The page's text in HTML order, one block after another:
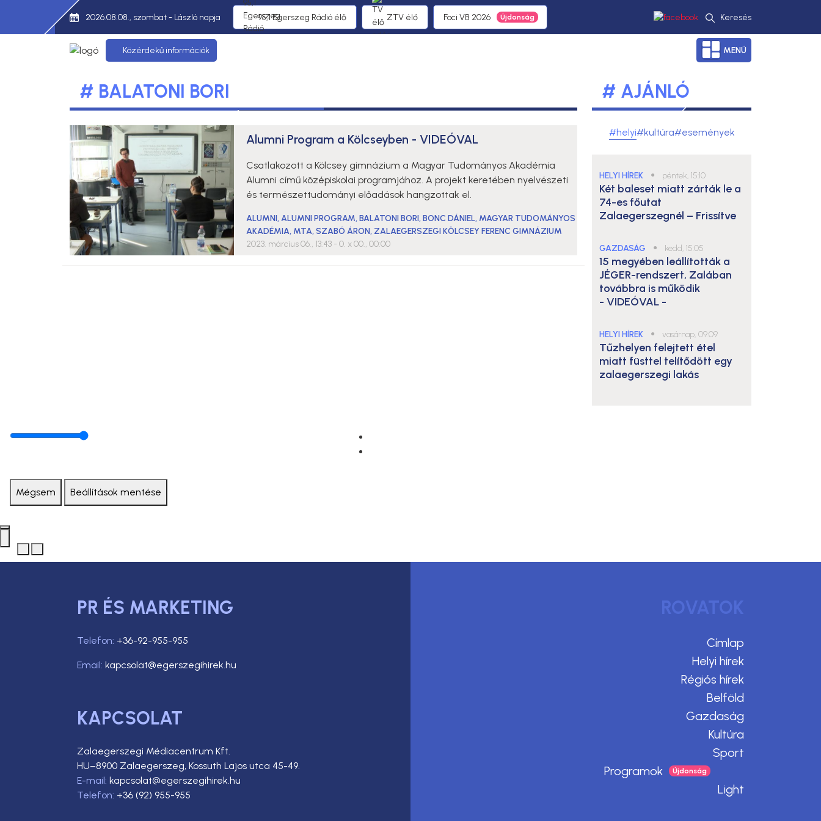
2026.08.08., szombat - László napja 95,1 Egerszeg Rádió élő ZTV élő Foci VB 2026 Keresés
Közérdekű információk MENÜ
# BALATONI BORI
Alumni Program a Kölcseyben - VIDEÓVAL
Csatlakozott a Kölcsey gimnázium a Magyar Tudományos Akadémia
Alumni című középiskolai programjához. A projekt keretében nyelvészeti
és természettudományi előadások hangzottak el.
ALUMNI,ALUMNI PROGRAM,BALATONI BORI,BONC DÁNIEL, MAGYAR TUDOMÁNYOS
AKADÉMIA, MTA,SZABÓ ÁRON, ZALAEGERSZEGI KÖLCSEY FERENC GIMNÁZIUM
2023. március 06., 13:43 - 0. x 00., 00:00
# AJÁNLÓ
#helyi#kultúra#események
HELYI HÍREK ● péntek, 15:10
Két baleset miatt zárták le a
74-es főutat
Zalaegerszegnél – Frissítve
GAZDASÁG ● kedd, 15:05
15 megyében leállították a
JÉGER-rendszert, Zalában
továbbra is működik
- VIDEÓVAL -
HELYI HÍREK ● vasárnap, 09:09
Tűzhelyen felejtett étel
miatt füsttel telítődött egy
zalaegerszegi lakás
Mégsem Beállítások mentése
PR ÉS MARKETING
Telefon: +36-92-955-955
Email: kapcsolat@egerszegihirek.hu
KAPCSOLAT
Zalaegerszegi Médiacentrum Kft.
HU–8900 Zalaegerszeg, Kossuth Lajos utca 45-49.
E-mail: kapcsolat@egerszegihirek.hu
Telefon: +36 (92) 955-955
ROVATOK
Címlap
Helyi hírek
Régiós hírek
Belföld
Gazdaság
Kultúra
Sport
Programok
Light